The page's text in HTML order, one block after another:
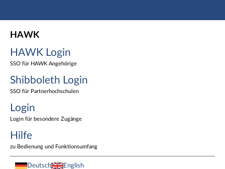
Hauptnavigation
HAWK
HAWK Login
SSO für HAWK Angehörige
Shibboleth Login
SSO für Partnerhochschulen
Login
Login für besondere Zugänge
Hilfe
zu Bedienung und Funktionsumfang
Deutsch English